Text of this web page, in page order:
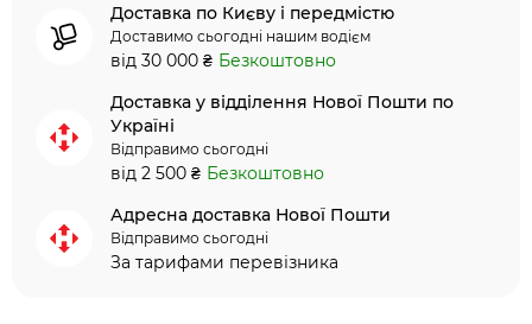
Доставка по Києву і передмістю
Доставимо сьогодні нашим водієм
від 30 000 ₴ Безкоштовно
Доставка у відділення Нової Пошти по
Україні
Відправимо сьогодні
від 2 500 ₴ Безкоштовно
Адресна доставка Нової Пошти
Відправимо сьогодні
За тарифами перевізника